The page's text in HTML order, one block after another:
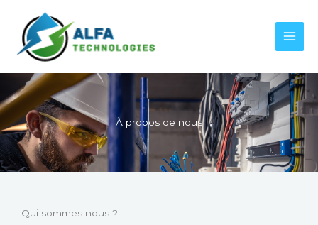
contenu
À propos de nous
Qui sommes nous ?